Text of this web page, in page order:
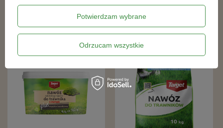
Potwierdzam wybrane
Odrzucam wszystkie